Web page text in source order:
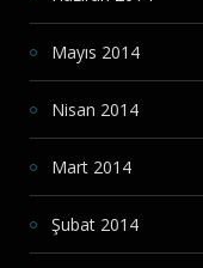
Mayıs 2014
Nisan 2014
Mart 2014
Şubat 2014